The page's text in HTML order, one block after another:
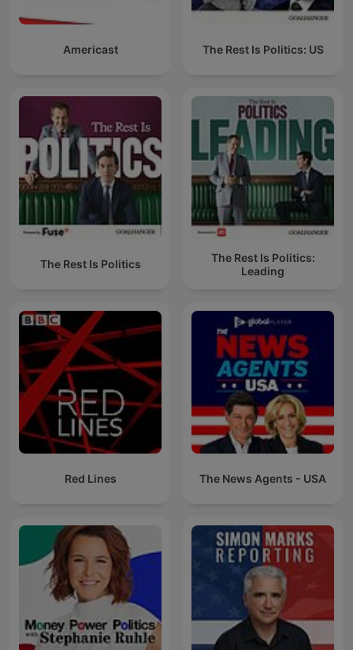
Americast The Rest Is Politics: US
The Rest Is Politics
The Rest Is Politics:
Leading
Red Lines The News Agents - USA